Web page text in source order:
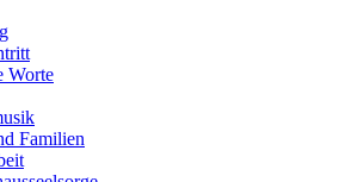
Worte
Familien